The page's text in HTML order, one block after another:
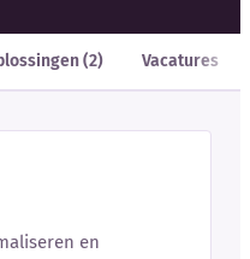
(2) Vacatures
en